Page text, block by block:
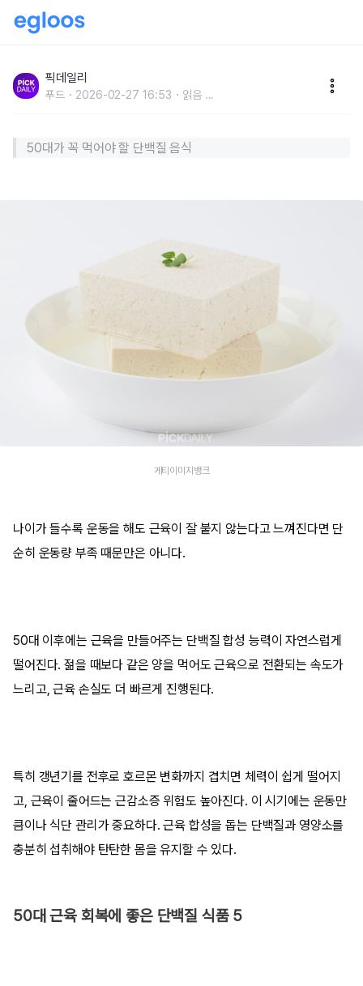
식 5가지는?
픽데일리
푸드 2026-02-27 16:53 읽음 ...
50대가 꼭 먹어야 할 단백질 음식
게티이미지뱅크
나이가 들수록 운동을 해도 근육이 잘 붙지 않는다고 느껴진다면 단
순히 운동량 부족 때문만은 아니다.
50대 이후에는 근육을 만들어주는 단백질 합성 능력이 자연스럽게
떨어진다. 젊을 때보다 같은 양을 먹어도 근육으로 전환되는 속도가
느리고, 근육 손실도 더 빠르게 진행된다.
특히 갱년기를 전후로 호르몬 변화까지 겹치면 체력이 쉽게 떨어지
고, 근육이 줄어드는 근감소증 위험도 높아진다. 이 시기에는 운동만
큼이나 식단 관리가 중요하다. 근육 합성을 돕는 단백질과 영양소를
충분히 섭취해야 탄탄한 몸을 유지할 수 있다.
50대 근육 회복에 좋은 단백질 식품 5